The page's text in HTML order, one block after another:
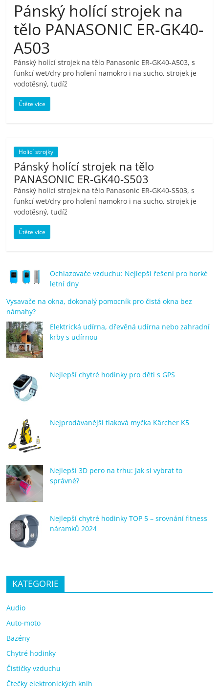
pračky,
televize,
notebooky,
mobilní
kávovary,
bazény
Nejlepší
elektronika
porovnání
Elektro
pračky,
televize,
mobilní
telefony,
kávovary,
bazény
Pánský holící strojek na
tělo PANASONIC ER-GK40-
A503
Pánský holící strojek na tělo Panasonic ER-GK40-A503, s
funkcí wet/dry pro holení namokro i na sucho, strojek je
vodotěsný, tudíž
Čtěte více
Holicí strojky
Pánský holící strojek na tělo
PANASONIC ER-GK40-S503
Pánský holící strojek na tělo Panasonic ER-GK40-S503, s
funkcí wet/dry pro holení namokro i na sucho, strojek je
vodotěsný, tudíž
Čtěte více
Ochlazovače vzduchu: Nejlepší řešení pro horké
letní dny
Vysavače na okna, dokonalý pomocník pro čistá okna bez
námahy?
Elektrická udírna, dřevěná udírna nebo zahradní
krby s udírnou
Nejlepší chytré hodinky pro děti s GPS
Nejprodávanější tlaková myčka Kärcher K5
Nejlepší 3D pero na trhu: Jak si vybrat to
správné?
Nejlepší chytré hodinky TOP 5 – srovnání fitness
náramků 2024
KATEGORIE
Audio
Auto-moto
Bazény
Chytré hodinky
Čističky vzduchu
Čtečky elektronických knih